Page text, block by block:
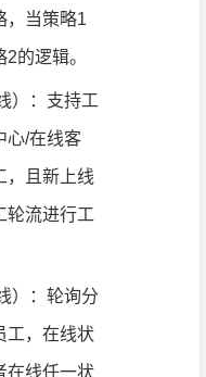
，当策略1
的逻辑。
）：支持工
心/在线客
，且新上线
轮流进行工
）：轮询分
工，在线状
在线任一状